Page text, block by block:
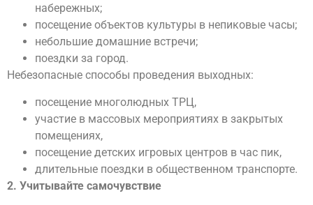
набережных;
посещение объектов культуры в непиковые часы;
небольшие домашние встречи;
поездки за город.
Небезопасные способы проведения выходных:
посещение многолюдных ТРЦ,
участие в массовых мероприятиях в закрытых
помещениях,
посещение детских игровых центров в час пик,
длительные поездки в общественном транспорте.
2. Учитывайте самочувствие